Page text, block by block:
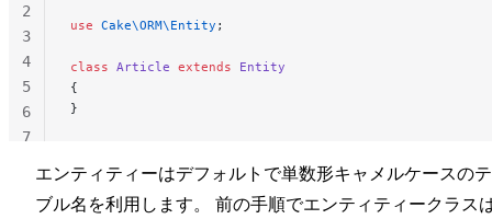
use Cake\ORM\Entity ;
class Article extends Entity
{
}
2
3
4
5
6
7
エンティティーはデフォルトで単数形キャメルケースの
ブル名を利用します。 前の手順でエンティティークラス